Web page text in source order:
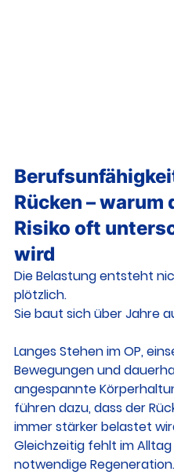
Rücken – warum
Risiko oft
wird
Die Belastung entsteht
plötzlich.
Sie baut sich über Jahre
Langes Stehen im OP,
Bewegungen und
angespannte
führen dazu, dass der
immer stärker belastet
Gleichzeitig fehlt im
notwendige Regeneration.